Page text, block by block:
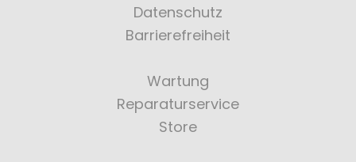
Datenschutz
Barrierefreiheit
Wartung
Reparaturservice
Store